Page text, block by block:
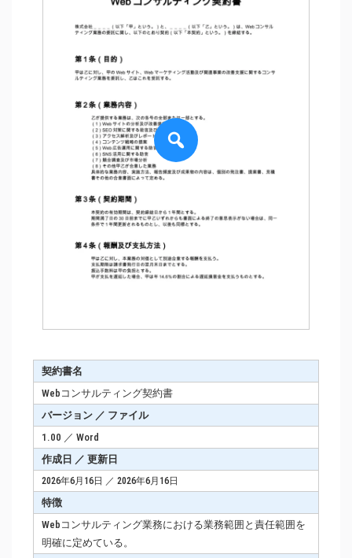
契約書名
Webコンサルティング契約書
バージョン ／ ファイル
1.00 ／ Word
作成日 ／ 更新日
2026年6月16日 ／ 2026年6月16日
特徴
Webコンサルティング業務における業務範囲と責任範囲を
明確に定めている。